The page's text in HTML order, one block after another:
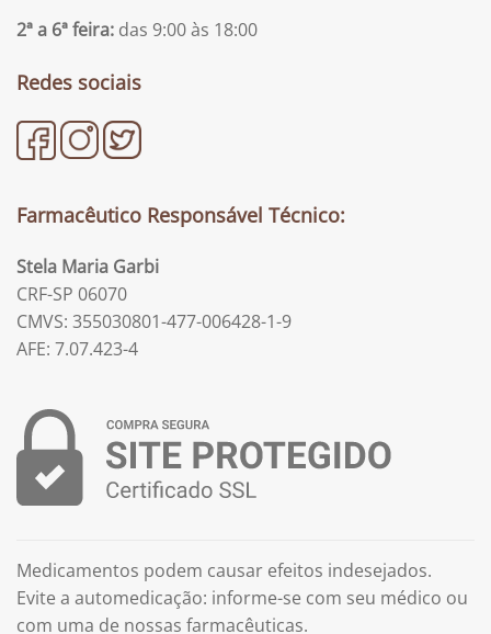
2ª a 6ª feira: das 9:00 às 18:00
Redes sociais
Farmacêutico Responsável Técnico:
Stela Maria Garbi
CRF-SP 06070
CMVS: 355030801-477-006428-1-9
AFE: 7.07.423-4
Medicamentos podem causar efeitos indesejados.
Evite a automedicação: informe-se com seu médico ou
com uma de nossas farmacêuticas.